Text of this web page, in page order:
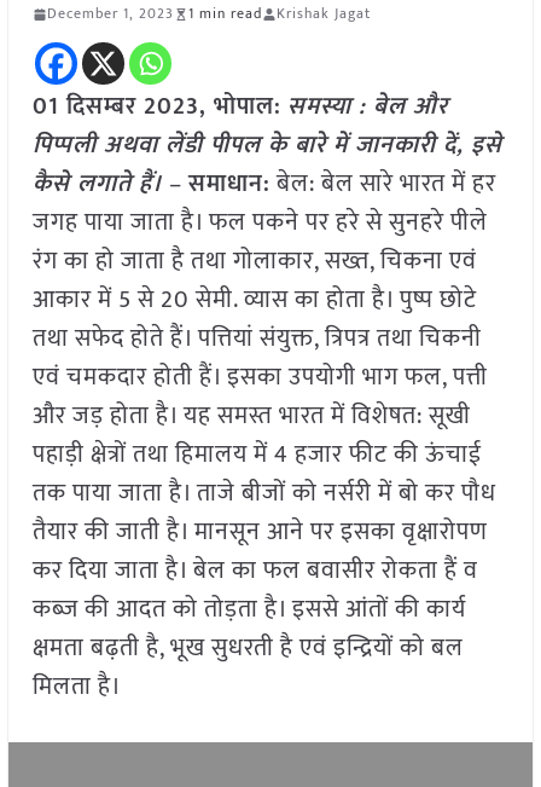
December 1, 2023 1 min read Krishak Jagat
01 दिसम्बर 2023, भोपाल: समस्या : बेल और
पिप्पली अथवा लेंडी पीपल के बारे में जानकारी दें, इसे
कैसे लगाते हैं। –समाधान:बेल: बेल सारे भारत में हर
जगह पाया जाता है। फल पकने पर हरे से सुनहरे पीले
रंग का हो जाता है तथा गोलाकार, सख्त, चिकना एवं
आकार में 5 से 20 सेमी. व्यास का होता है। पुष्प छोटे
तथा सफेद होते हैं। पत्तियां संयुक्त, त्रिपत्र तथा चिकनी
एवं चमकदार होती हैं। इसका उपयोगी भाग फल, पत्ती
और जड़ होता है। यह समस्त भारत में विशेषत: सूखी
पहाड़ी क्षेत्रों तथा हिमालय में 4 हजार फीट की ऊंचाई
तक पाया जाता है। ताजे बीजों को नर्सरी में बो कर पौध
तैयार की जाती है। मानसून आने पर इसका वृक्षारोपण
कर दिया जाता है। बेल का फल बवासीर रोकता हैं व
कब्ज की आदत को तोड़ता है। इससे आंतों की कार्य
क्षमता बढ़ती है, भूख सुधरती है एवं इन्द्रियों को बल
मिलता है।